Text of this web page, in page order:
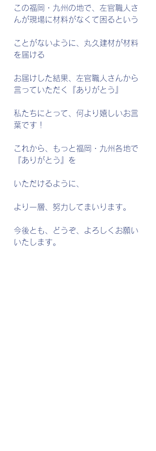
この福岡・九州の地で、左官職人さ
んが現場に材料がなくて困るという
ことがないように、丸久建材が材料
を届ける
お届けした結果、左官職人さんから
言っていただく『ありがとう』
私たちにとって、何より嬉しいお言
葉です！
これから、もっと福岡・九州各地で
『ありがとう』を
いただけるように、
より一層、努力してまいります。
今後とも、どうぞ、よろしくお願い
いたします。